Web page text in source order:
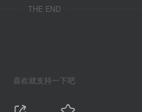
THE END
喜欢就支持一下吧